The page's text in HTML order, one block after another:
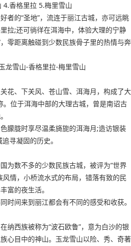
4.香格里拉 5.梅里雪山
者的“圣地”，流连于丽江古城，亦可远眺
拉;还可徜徉在洱海中，体验大理的宁静
零距离触碰到少数民族骨子里的热情与奔
龙雪山-香格里拉-梅里雪山
花、下关风、苍山雪、洱海月，构成了大
。位于洱海中部的大理古城，曾是南诏古
朦胧时享尽温柔旖旎的洱海月;造访银装
寻凝固的历史。
为数不多的少数民族古城，被评为“世界
情，小桥流水式的布局，错落有致的民
富的夜生活。
时间来到丽江都会有不同的感受和收获。
纳西族被称为“波石欧鲁”，意为白沙的银
心目中的神山。玉龙雪山以险、秀、奇著